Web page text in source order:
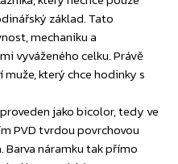
základ. Tato
mechaniku a
vyváženého celku. Právě
který chce hodinky s
jako bicolor, tedy ve
PVD tvrdou povrchovou
náramku tak přímo